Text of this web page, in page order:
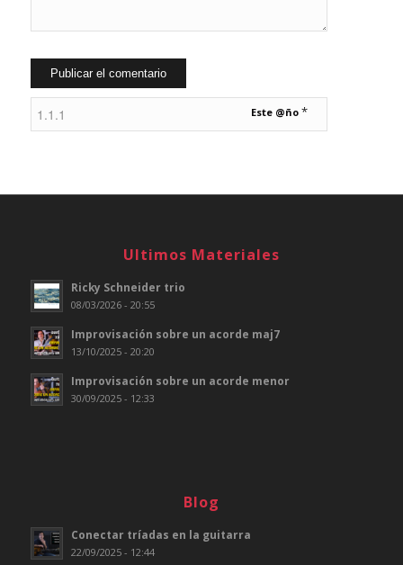
Este @ño *
Ultimos Materiales
Ricky Schneider trio
08/03/2026 - 20:55
Improvisación sobre un acorde maj7
13/10/2025 - 20:20
Improvisación sobre un acorde menor
30/09/2025 - 12:33
Blog
Conectar tríadas en la guitarra
22/09/2025 - 12:44